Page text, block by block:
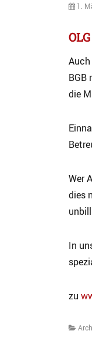
Posted
1.
BGB
die
Wer
dies
In
zu